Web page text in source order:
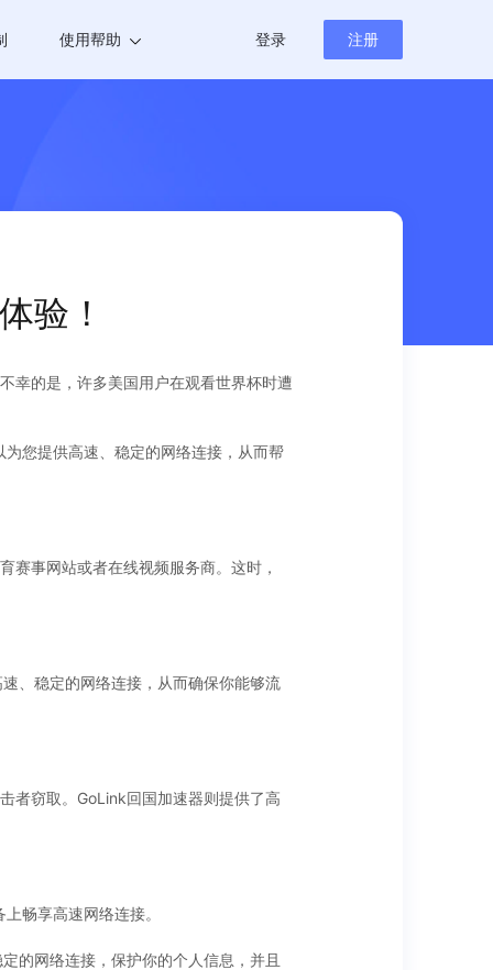
使用帮助 登录 注册
验！
幸的是，许多美国用户在观看世界杯时遭
您提供高速、稳定的网络连接，从而帮
赛事网站或者在线视频服务商。这时，
、稳定的网络连接，从而确保你能够流
者窃取。GoLink回国加速器则提供了高
畅享高速网络连接。
的网络连接，保护你的个人信息，并且